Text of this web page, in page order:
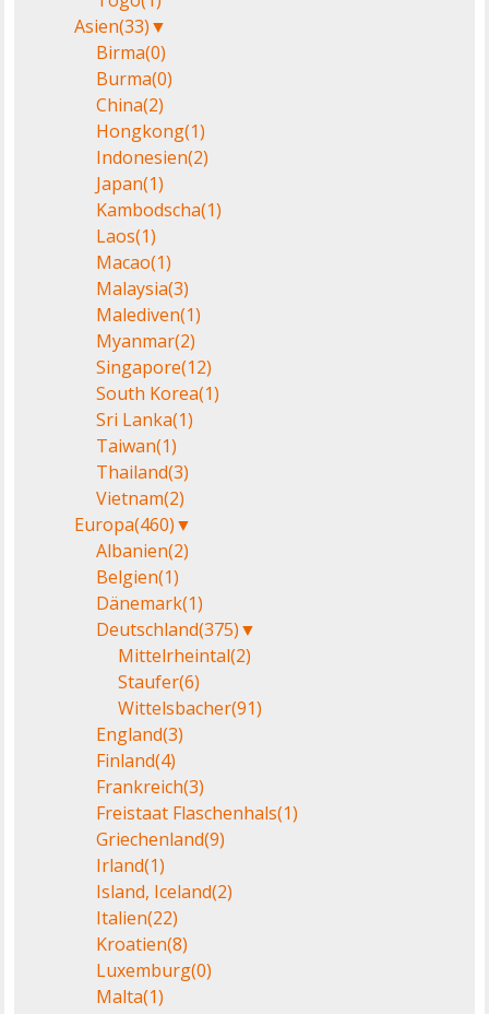
Asien(33)▼
Birma(0)
Burma(0)
China(2)
Hongkong(1)
Indonesien(2)
Japan(1)
Kambodscha(1)
Laos(1)
Macao(1)
Malaysia(3)
Malediven(1)
Myanmar(2)
Singapore(12)
South Korea(1)
Sri Lanka(1)
Taiwan(1)
Thailand(3)
Vietnam(2)
Europa(460)▼
Albanien(2)
Belgien(1)
Dänemark(1)
Deutschland(375)▼
Mittelrheintal(2)
Staufer(6)
Wittelsbacher(91)
England(3)
Finland(4)
Frankreich(3)
Freistaat Flaschenhals(1)
Griechenland(9)
Irland(1)
Island, Iceland(2)
Italien(22)
Kroatien(8)
Luxemburg(0)
Malta(1)